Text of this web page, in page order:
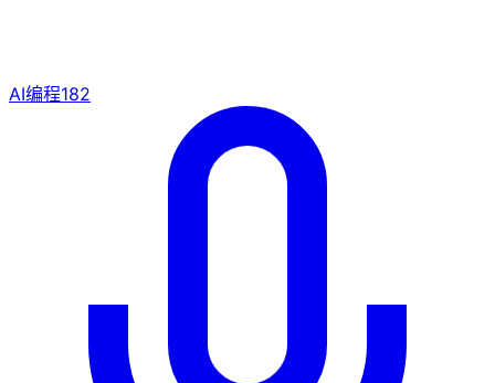
AI编程182